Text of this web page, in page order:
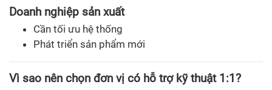
Doanh nghiệp sản xuất
Cần tối ưu hệ thống
Phát triển sản phẩm mới
Vì sao nên chọn đơn vị có hỗ trợ kỹ thuật 1:1?